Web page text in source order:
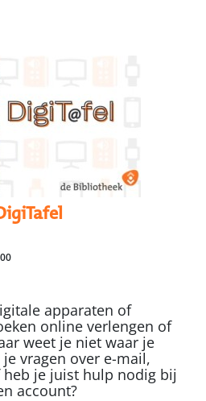
apparaten of
online verlengen of
weet je niet waar je
vragen over e-mail,
heb je juist hulp nodig bij
account?